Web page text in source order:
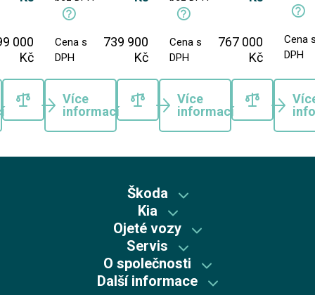
000
Kč
Cena s
DPH
739 900
Kč
Více
informací
Cena s
DPH
767 000
Kč
Více
informací
Cena
DPH
Škoda
Škoda předváděcí vozy
Skladové vozy Škoda
Škoda Plus
Kia
Kia předváděcí vozy
Skladové vozy Kia
Ojeté vozy
Škoda plus
Škoda
Servis
Autorizovaný servis Kia
O společnosti
Mycí centrum
Další informace